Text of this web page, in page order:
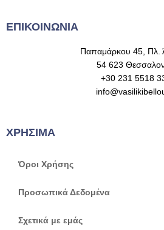
ΕΠΙΚΟΙΝΩΝΙΑ
Παπαμάρκου 45, Πλ.
54 623
+30 231 5518
ΧΡΗΣΙΜΑ
Όροι Χρήσης
Προσωπικά Δεδομένα
Σχετικά με εμάς